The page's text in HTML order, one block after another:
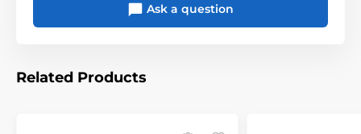
Ask a question
Related Products